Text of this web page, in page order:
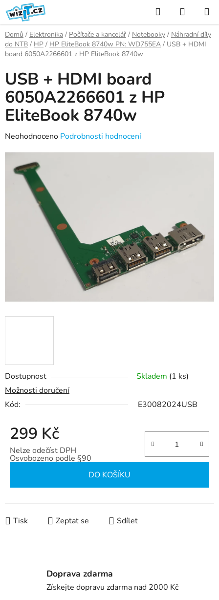
Přejít
na
obsah
Hledat
KOŠÍK
Domů / Elektronika / Počítače a kancelář / Notebooky / Náhradní díly
do NTB / HP / HP EliteBook 8740w PN: WD755EA / USB + HDMI
board 6050A2266601 z HP EliteBook 8740w
Dostupnost Skladem (1 ks)
Možnosti doručení
Kód:
E30082024USB
299 Kč
Nelze odečíst DPH
Osvobozeno podle §90
DO KOŠÍKU
Tisk Zeptat se Sdílet
USB + HDMI board
6050A2266601 z HP
EliteBook 8740w
Průměrné
produktu
Neohodnoceno Podrobnosti hodnocení
Doprava zdarma
Získejte dopravu zdarma nad 2000 Kč